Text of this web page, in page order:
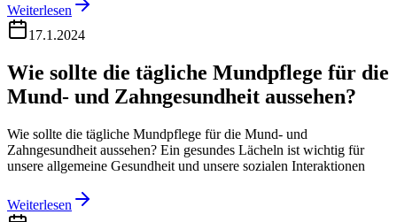
Weiterlesen
17.1.2024
Wie sollte die tägliche Mundpflege für die
Mund- und Zahngesundheit aussehen?
Wie sollte die tägliche Mundpflege für die Mund- und
Zahngesundheit aussehen? Ein gesundes Lächeln ist wichtig für
unsere allgemeine Gesundheit und unsere sozialen Interaktionen
Weiterlesen